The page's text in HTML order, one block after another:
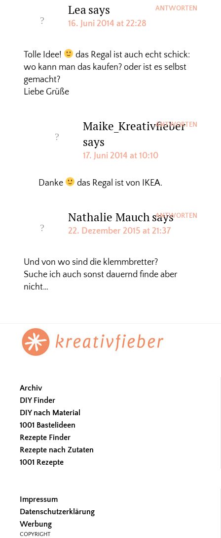
Leasays
16. Juni 2014 at 22:28
Tolle Idee!
das Regal ist auch echt schick:
wo kann man das kaufen? oder ist es selbst
gemacht?
Liebe Grüße
ANTWORTEN
Maike_Kreativfieber
says
17. Juni 2014 at 10:10
Danke das Regal ist von IKEA.
ANTWORTEN
Nathalie Mauchsays
22. Dezember 2015 at 21:37
Und von wo sind die klemmbretter?
Suche ich auch sonst dauernd finde aber
nicht…
ANTWORTEN
Footer
Archiv
DIY Finder
DIY nach Material
1001 Bastelideen
Rezepte Finder
Rezepte nach Zutaten
1001 Rezepte
Impressum
Datenschutzerklärung
Werbung
COPYRIGHT